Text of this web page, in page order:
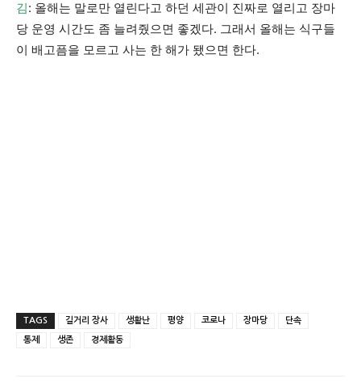
김: 올해는 말로만 열린다고 하던 세관이 진짜로 열리고 장마
당 운영 시간도 좀 늘려줬으면 좋겠다. 그래서 올해는 식구들
이 배고픔을 모르고 사는 한 해가 됐으면 한다.
TAGS 길거리 장사 생활난 평양 코로나 장마당 단속
통제 생존 경제활동